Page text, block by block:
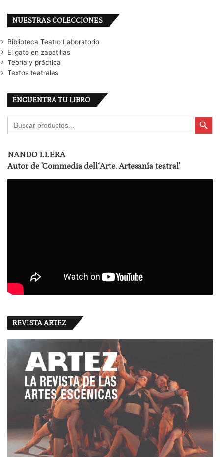
NUESTRAS COLECCIONES
Biblioteca Teatro Laboratorio
El gato en zapatillas
Teoría y práctica
Textos teatrales
ENCUENTRA TU LIBRO
Buscar: Botón de
NANDO LLERA
Autor de 'Commedia dell´Arte. Artesanía teatral'
REVISTA ARTEZ